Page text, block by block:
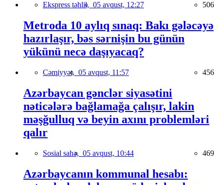
Ekspress təhlil, 05 avqust, 12:27 506
Metroda 10 aylıq sınaq: Bakı gələcəyə
hazırlaşır, bəs sərnişin bu günün
yükünü necə daşıyacaq?
Cəmiyyət, 05 avqust, 11:57 456
Azərbaycan gənclər siyasətini
nəticələrə bağlamağa çalışır, lakin
məşğulluq və beyin axını problemləri
qalır
Sosial sahə, 05 avqust, 10:44 469
Azərbaycanın kommunal hesabı: